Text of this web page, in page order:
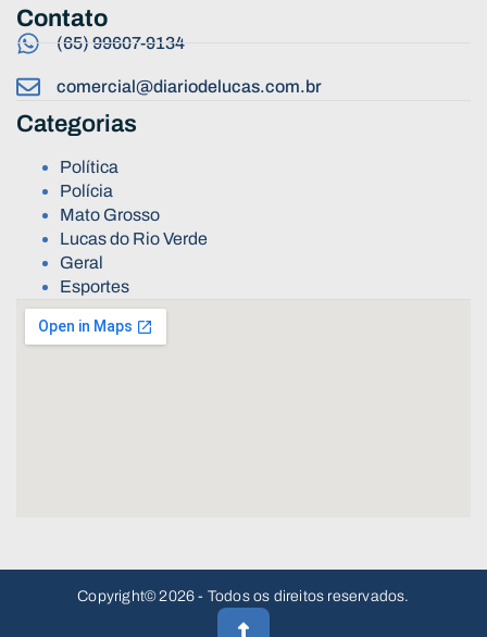
Contato
(65) 99607-9134
comercial@diariodelucas.com.br
Categorias
Política
Polícia
Mato Grosso
Lucas do Rio Verde
Geral
Esportes
Copyright© 2026 - Todos os direitos reservados.